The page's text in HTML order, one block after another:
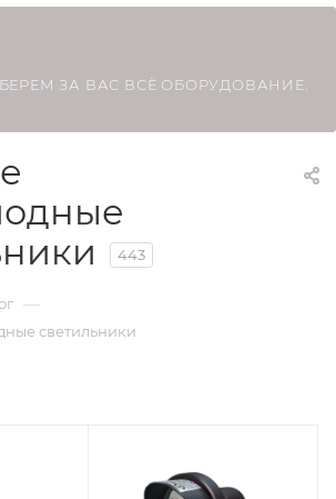
ЗА ВАС ВСЁ ОБОРУДОВАНИЕ.
443
—
светильники